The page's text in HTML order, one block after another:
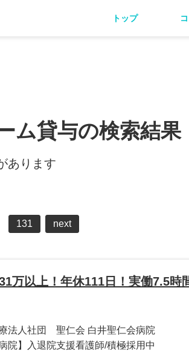
トップ
ム貸与の検索結果
あります
131 next
万以上！年休111日！実働7.5時
法人社団 聖仁会 白井聖仁会病院
病院】入退院支援看護師/積極採用中